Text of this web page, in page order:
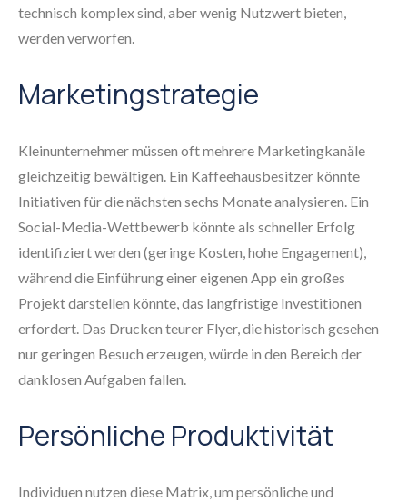
technisch komplex sind, aber wenig Nutzwert bieten,
werden verworfen.
Marketingstrategie
Kleinunternehmer müssen oft mehrere Marketingkanäle
gleichzeitig bewältigen. Ein Kaffeehausbesitzer könnte
Initiativen für die nächsten sechs Monate analysieren. Ein
Social-Media-Wettbewerb könnte als schneller Erfolg
identifiziert werden (geringe Kosten, hohe Engagement),
während die Einführung einer eigenen App ein großes
Projekt darstellen könnte, das langfristige Investitionen
erfordert. Das Drucken teurer Flyer, die historisch gesehen
nur geringen Besuch erzeugen, würde in den Bereich der
danklosen Aufgaben fallen.
Persönliche Produktivität
Individuen nutzen diese Matrix, um persönliche und